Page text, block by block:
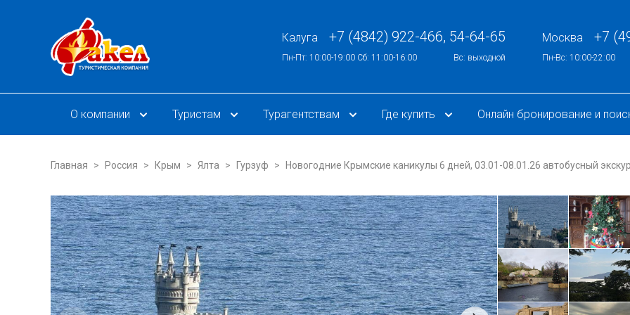
Калуга +7 (4842) 922-466, 54-64-65
Пн-Пт: 10:00-19:00 Сб: 11:00-16:00 Вс: выходной
Москва +7
Пн-Вс: 10:00-22:00
О компании Туристам Турагентствам Где купить Онлайн бронирование и
Главная Россия Крым Ялта Гурзуф Новогодние Крымские каникулы 6 дней, 03.01-08.01.26 автобусный